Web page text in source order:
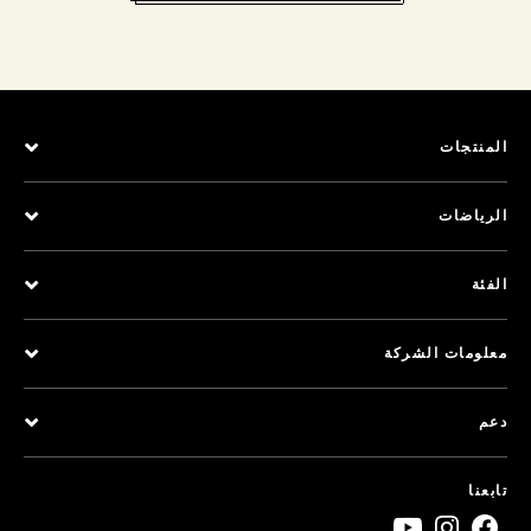
المنتجات
الرياضات
الفئة
معلومات الشركة
دعم
تابعنا